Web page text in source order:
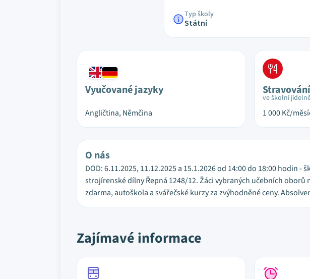
Typ školy
Státní
Vyučované jazyky
Angličtina, Němčina
Stravování
ve školní
1 000Kč/
O nás
DOD: 6.11.2025, 11.12.2025 a 15.1.2026 od 14:00 do 18:00 hodin
strojírenské dílny Řepná 1248/12. Žáci vybraných učebních
zdarma, autoškola a svářečské kurzy za zvýhodněné ceny.
Zajímavé informace